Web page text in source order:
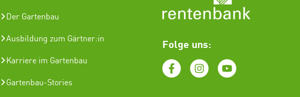
Der Gartenbau
Ausbildung zum Gärtner:in
Karriere im Gartenbau
Gartenbau-Stories
Folge uns: